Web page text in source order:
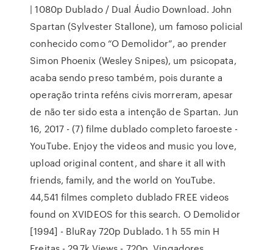
| 1080p Dublado / Dual Áudio Download. John
Spartan (Sylvester Stallone), um famoso policial
conhecido como “O Demolidor”, ao prender
Simon Phoenix (Wesley Snipes), um psicopata,
acaba sendo preso também, pois durante a
operação trinta reféns civis morreram, apesar
de não ter sido esta a intenção de Spartan. Jun
16, 2017 - (7) filme dublado completo faroeste -
YouTube. Enjoy the videos and music you love,
upload original content, and share it all with
friends, family, and the world on YouTube.
44,541 filmes completo dublado FREE videos
found on XVIDEOS for this search. O Demolidor
[1994] - BluRay 720p Dublado. 1 h 55 min H